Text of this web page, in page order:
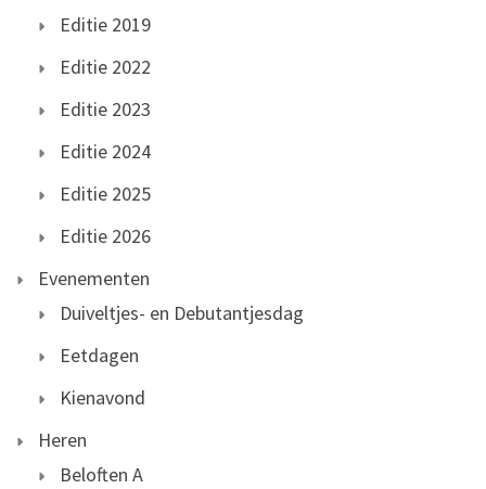
Editie 2019
Editie 2022
Editie 2023
Editie 2024
Editie 2025
Editie 2026
Evenementen
Duiveltjes- en Debutantjesdag
Eetdagen
Kienavond
Heren
Beloften A